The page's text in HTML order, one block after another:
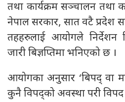
तथा कार्यक्रम सञ्चालन तथा
नेपाल सरकार, सात वटै प्रदेश
तहहरुलाई आयोगले निर्देशन
जारी बिज्ञप्तिमा भनिएको छ ।
आयोगका अनुसार ‘बिपद् वा
कुनै विपद्को अवस्था परी विपद